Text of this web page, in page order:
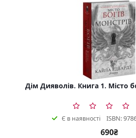
Дім Дияволів. Книга 1. Місто
Є в наявності ISBN:
690₴